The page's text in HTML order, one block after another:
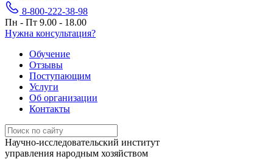
8-800-222-38-98
Пн - Пт 9.00 - 18.00
Нужна консультация?
Обучение
Отзывы
Поступающим
Услуги
Об организации
Контакты
Научно-исследовательский институт
управления народным хозяйством